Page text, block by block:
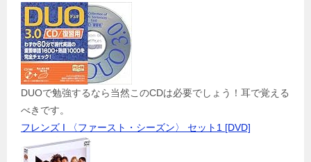
DUOで勉強するなら当然このCDは必要でしょう！耳で覚える
べきです。
フレンズ I 〈ファースト・シーズン〉 セット1 [DVD]